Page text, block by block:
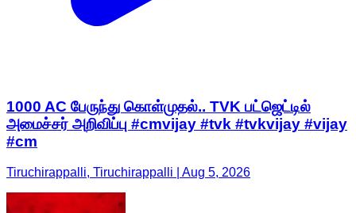
1000 AC பேருந்து கொள்முதல்.. TVK பட்ஜெட்டில்
அமைச்சர் அறிவிப்பு #cmvijay #tvk #tvkvijay #vijay
#cm
Tiruchirappalli, Tiruchirappalli | Aug 5, 2026